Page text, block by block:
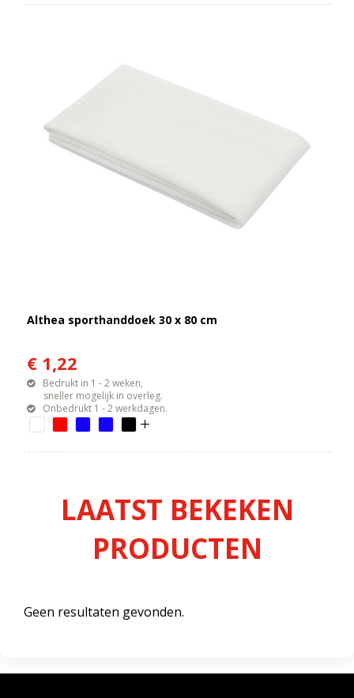
Althea sporthanddoek 30 x 80 cm
€ 1,22
Bedrukt in 1 - 2 weken,
sneller mogelijk in overleg.
Onbedrukt 1 - 2 werkdagen.
LAATST BEKEKEN
PRODUCTEN
Geen resultaten gevonden.